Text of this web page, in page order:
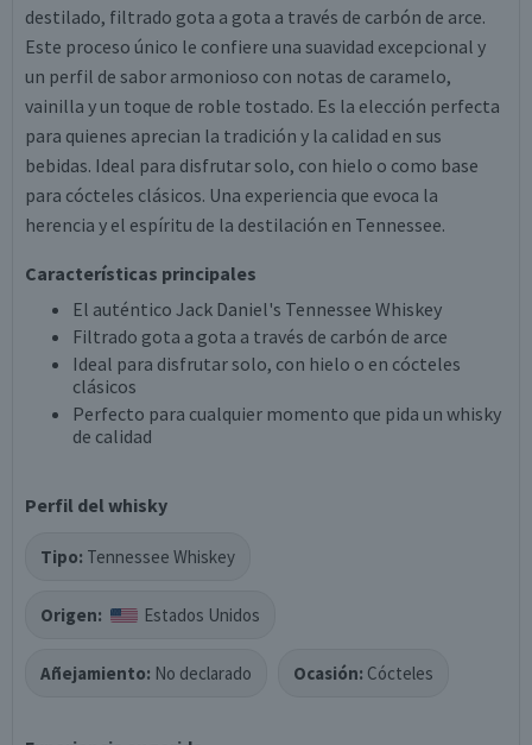
destilado, filtrado gota a gota a través de carbón de arce.
Este proceso único le confiere una suavidad excepcional y
un perfil de sabor armonioso con notas de caramelo,
vainilla y un toque de roble tostado. Es la elección perfecta
para quienes aprecian la tradición y la calidad en sus
bebidas. Ideal para disfrutar solo, con hielo o como base
para cócteles clásicos. Una experiencia que evoca la
herencia y el espíritu de la destilación en Tennessee.
Características principales
El auténtico Jack Daniel's Tennessee Whiskey
Filtrado gota a gota a través de carbón de arce
Ideal para disfrutar solo, con hielo o en cócteles
clásicos
Perfecto para cualquier momento que pida un whisky
de calidad
Perfil del whisky
Tipo: Tennessee Whiskey
Origen: Estados Unidos
Añejamiento: No declarado Ocasión: Cócteles